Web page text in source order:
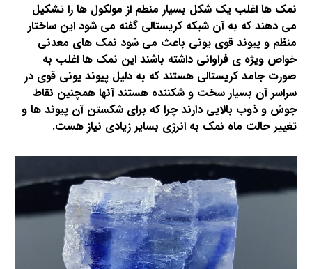
نمک ها اغلب یک شکل بسیار منطم از مولکول ها را تشکیل
می دهند که به آن شبکه کریستالی گفنه می شود این ساختار
منظم و پیوند قوی یونی باعث می شود نمک های معدنی
خواص ویژه ی فراوانی داشته باشند این نمک ها اغلب به
صورت جامد کریستالی هستند که به دلیل پیوند یونی قوی در
سراسر آن بسیار سخت و شکننده هستند آنها همچنین نقاط
جوش و ذوب بالایی دارند چرا که برای شکستن آن پیوند ها و
تغییر حالت ماه نمک به انرژی بسایر زیادی نیاز هست.